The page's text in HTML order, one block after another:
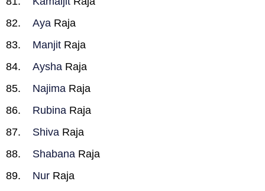
Aya Raja
Manjit Raja
Aysha Raja
Najima Raja
Rubina Raja
Shiva Raja
Shabana Raja
Nur Raja